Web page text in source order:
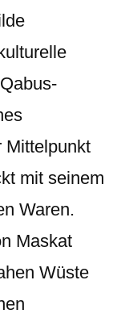
Mittelpunkt
mit seinem
Waren.
Maskat
Wüste